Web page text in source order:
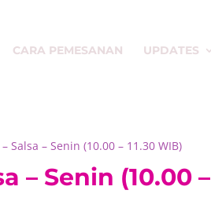
CARA PEMESANAN UPDATES
Salsa – Senin (10.00 – 11.30 WIB)
– Senin (10.00 –